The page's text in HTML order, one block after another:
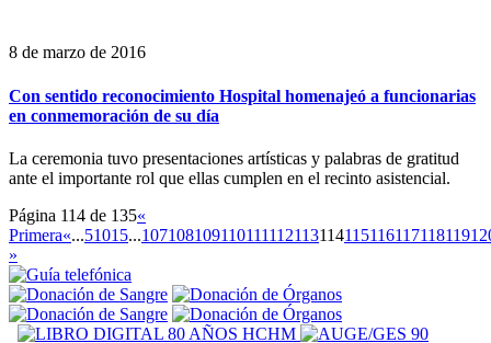
8 de marzo de 2016
Con sentido reconocimiento Hospital homenajeó a funcionarias
en conmemoración de su día
La ceremonia tuvo presentaciones artísticas y palabras de gratitud
ante el importante rol que ellas cumplen en el recinto asistencial.
Página 114 de 135«
Primera«...51015...107108109110111112113114115116117118119
»